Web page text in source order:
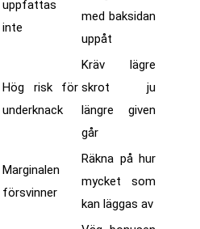
uppfattas
inte
med baksidan
uppåt
Hög risk för
underknack
Kräv lägre
skrot ju
längre given
går
Marginalen
försvinner
Räkna på hur
mycket som
kan läggas av